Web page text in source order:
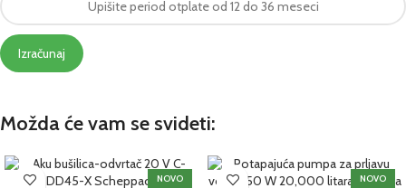
Izračunaj
Možda će vam se svideti:
NOVO NOVO